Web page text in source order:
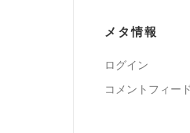
メタ情報
ログイン
コメントフィード